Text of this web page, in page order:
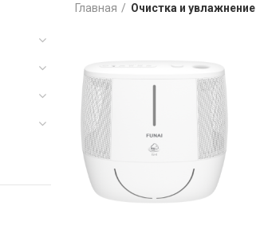
Главная Очистка и увлажнение